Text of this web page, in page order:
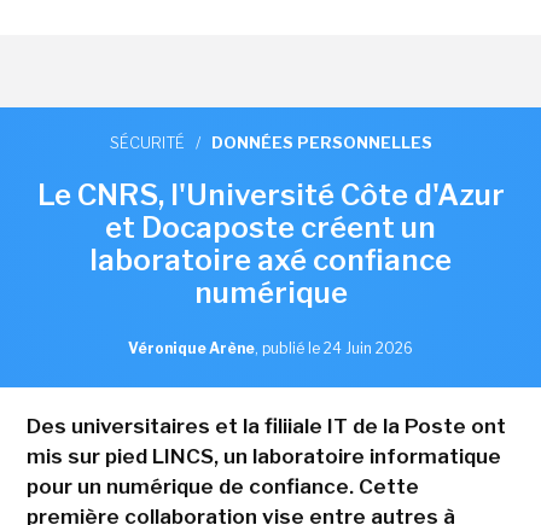
SÉCURITÉ / DONNÉES PERSONNELLES
Le CNRS, l'Université Côte d'Azur
et Docaposte créent un
laboratoire axé confiance
numérique
Véronique Arène, publié le 24 Juin 2026
Des universitaires et la filiiale IT de la Poste ont
mis sur pied LINCS, un laboratoire informatique
pour un numérique de confiance. Cette
première collaboration vise entre autres à